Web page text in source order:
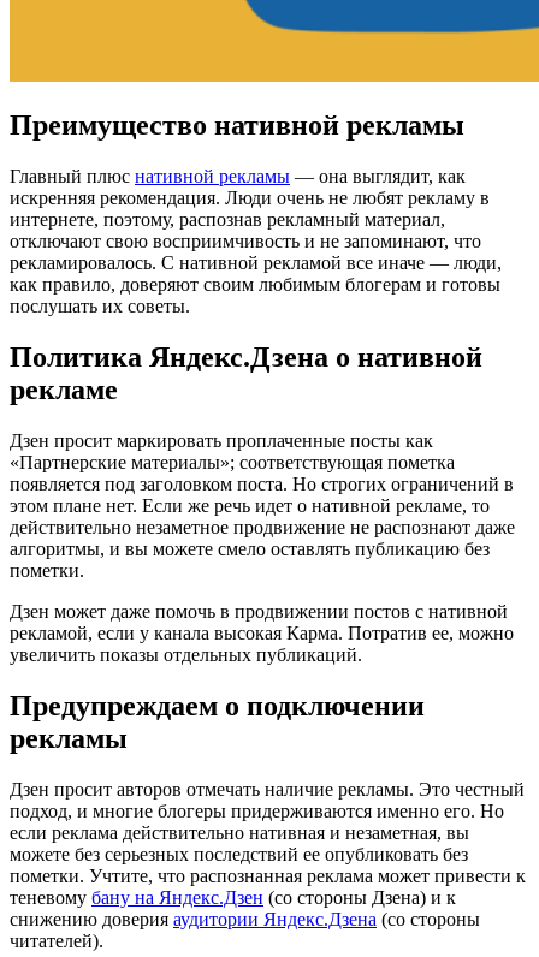
Преимущество нативной рекламы
Главный плюс нативной рекламы — она выглядит, как
искренняя рекомендация. Люди очень не любят рекламу в
интернете, поэтому, распознав рекламный материал,
отключают свою восприимчивость и не запоминают, что
рекламировалось. С нативной рекламой все иначе — люди,
как правило, доверяют своим любимым блогерам и готовы
послушать их советы.
Политика Яндекс.Дзена о нативной
рекламе
Дзен просит маркировать проплаченные посты как
«Партнерские материалы»; соответствующая пометка
появляется под заголовком поста. Но строгих ограничений в
этом плане нет. Если же речь идет о нативной рекламе, то
действительно незаметное продвижение не распознают даже
алгоритмы, и вы можете смело оставлять публикацию без
пометки.
Дзен может даже помочь в продвижении постов с нативной
рекламой, если у канала высокая Карма. Потратив ее, можно
увеличить показы отдельных публикаций.
Предупреждаем о подключении
рекламы
Дзен просит авторов отмечать наличие рекламы. Это честный
подход, и многие блогеры придерживаются именно его. Но
если реклама действительно нативная и незаметная, вы
можете без серьезных последствий ее опубликовать без
пометки. Учтите, что распознанная реклама может привести к
теневому бану на Яндекс.Дзен (со стороны Дзена) и к
снижению доверия аудитории Яндекс.Дзена (со стороны
читателей).